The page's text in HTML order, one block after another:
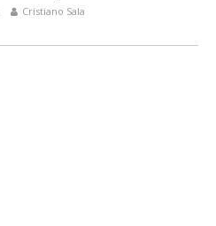
Cristiano Sala